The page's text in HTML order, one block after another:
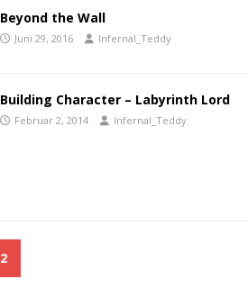
Beyond the Wall
Juni 29, 2016 Infernal_Teddy
Building Character – Labyrinth Lord
Februar 2, 2014 Infernal_Teddy
2